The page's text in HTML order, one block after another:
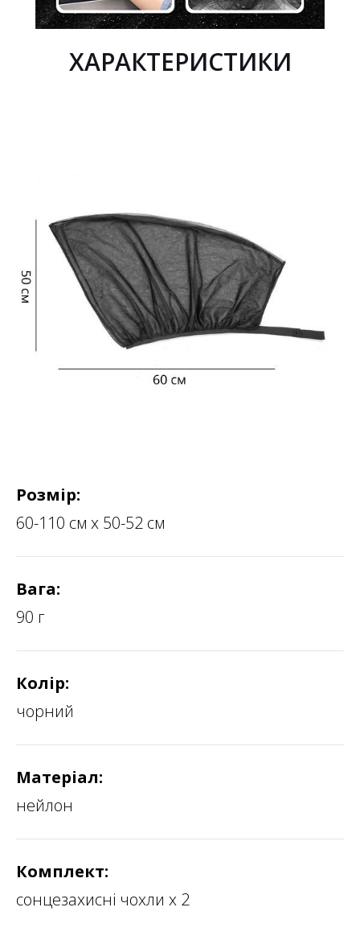
ХАРАКТЕРИСТИКИ
Розмір:
60-110 см х 50-52 см
Вага:
90 г
Колір:
чорний
Матеріал:
нейлон
Комплект:
сонцезахисні чохли х 2